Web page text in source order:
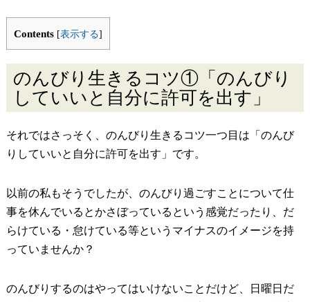
Contents [表示する]
のんびり生きるコツ①「のんびり
していいと自分に許可を出す」
それではさっそく、のんびり生きるコツ一つ目は「のんび
りしていいと自分に許可を出す」です。
以前の私もそうでしたが、のんびり過ごすことについて仕
事を休んでいるとかさぼっているという感覚だったり、だ
らけている・怠けている等というマイナスのイメージを持
っていませんか？
のんびりするのはやってはいけないことだけど、日曜日だ